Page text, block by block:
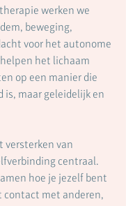
werken we
beweging,
voor het autonome
het lichaam
op een manier die
is, maar geleidelijk en
versterken van
centraal.
hoe je jezelf bent
met anderen,